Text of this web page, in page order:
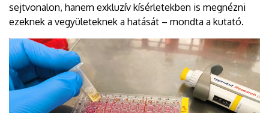
sejtvonalon, hanem exkluzív kísérletekben is megnézni
ezeknek a vegyületeknek a hatását – mondta a kutató.